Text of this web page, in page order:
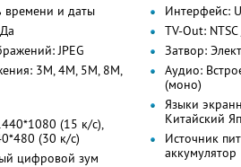
времени и даты
JPEG
3M, 4M, 5M, 8M,
(15 к/с),
(30 к/с)
цифровой зум
Интерфейс:
TV-Out:
Затвор:
Аудио:
(моно)
Языки
Китайский
Источник
аккумулятор